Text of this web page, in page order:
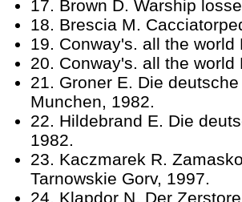
17. Brown D. Warship
18. Brescia M.
19. Conway's. all the
20. Conway's. all the
21. Groner E. Die
Munchen, 1982.
22. Hildebrand E. Die
1982.
23. Kaczmarek R.
Tarnowskie Gorv, 1997.
24. Klapdor N. Der